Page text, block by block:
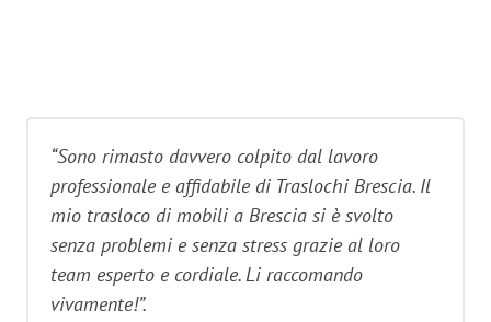
“Sono rimasto davvero colpito dal lavoro
professionale e affidabile di Traslochi Brescia. Il
mio trasloco di mobili a Brescia si è svolto
senza problemi e senza stress grazie al loro
team esperto e cordiale. Li raccomando
vivamente!”.